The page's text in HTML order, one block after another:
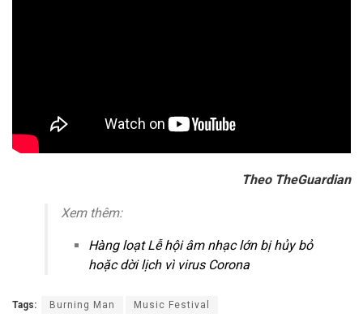
Theo TheGuardian
Xem thêm:
Hàng loạt Lễ hội âm nhạc lớn bị hủy bỏ
hoặc dời lịch vì virus Corona
Tags: Burning Man Music Festival